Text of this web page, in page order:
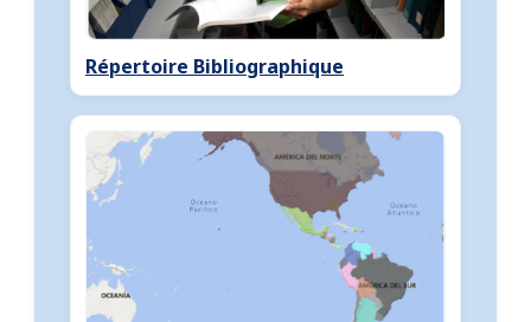
Répertoire Bibliographique